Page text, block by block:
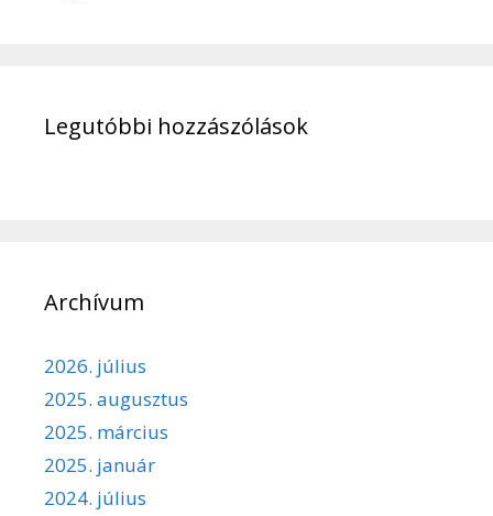
Legutóbbi hozzászólások
Archívum
2026. július
2025. augusztus
2025. március
2025. január
2024. július